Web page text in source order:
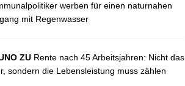
werben für einen naturnahen
mit Regenwasser
ZU Rente nach 45 Arbeitsjahren: Nicht das
sondern die Lebensleistung muss zählen